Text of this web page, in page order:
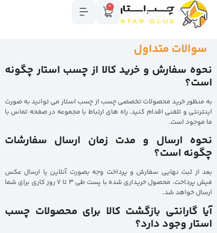
0
سوالات متداول
نحوه سفارش و خرید کالا از چسب استار چگونه
است؟
به منظور خرید محصولات تخصصی چسب از چسب استار می توانید به صورت
اینترنتی و تلفنی اقدام کنید. راه های ارتباط با مجموعه در صفحه تماس با
ما موجود است.
نحوه ارسال و مدت زمان ارسال سفارشات
چگونه است؟
بعد از ثبت نهایی سفارش و پرداخت وجه بصورت آنلاین یا ارسال عکس
فیش پرداخت، محصول خریداری شده با پست طی ۳ تا ۷ روز کاری برای شما
ارسال خواهد شد.
آیا گارانتی بازگشت کالا برای محصولات چسب
استار وجود دارد؟